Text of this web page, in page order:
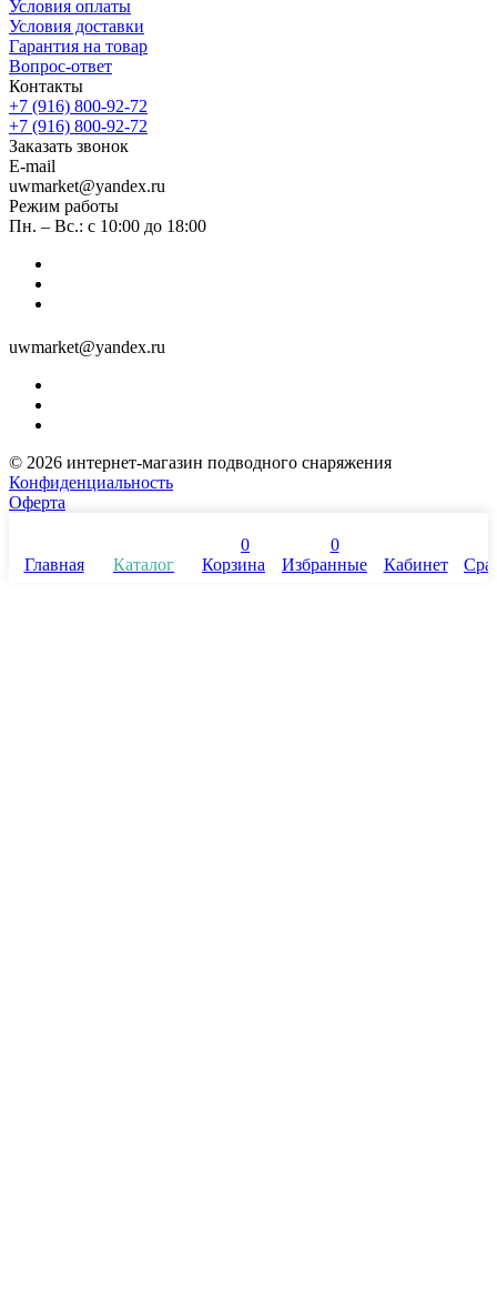
Условия оплаты
Условия доставки
Гарантия на товар
Вопрос-ответ
Контакты
+7 (916) 800-92-72
+7 (916) 800-92-72
Заказать звонок
E-mail
uwmarket@yandex.ru
Режим работы
Пн. – Вс.: с 10:00 до 18:00
uwmarket@yandex.ru
© 2026 интернет-магазин подводного снаряжения
Конфиденциальность
Оферта
Главная Каталог
0
Корзина
0
Избранные
Кабинет